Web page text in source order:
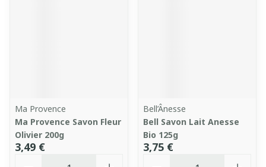
Ma Provence
Ma Provence Savon Fleur
Olivier 200g
3,49 €
Bell’Ânesse
Bell Savon Lait Anesse
Bio 125g
3,75 €